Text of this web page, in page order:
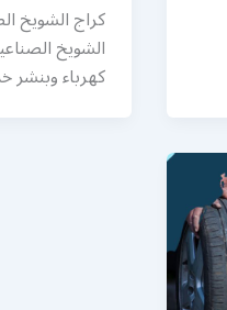
كراج الشويخ
الشويخ
كهرباء